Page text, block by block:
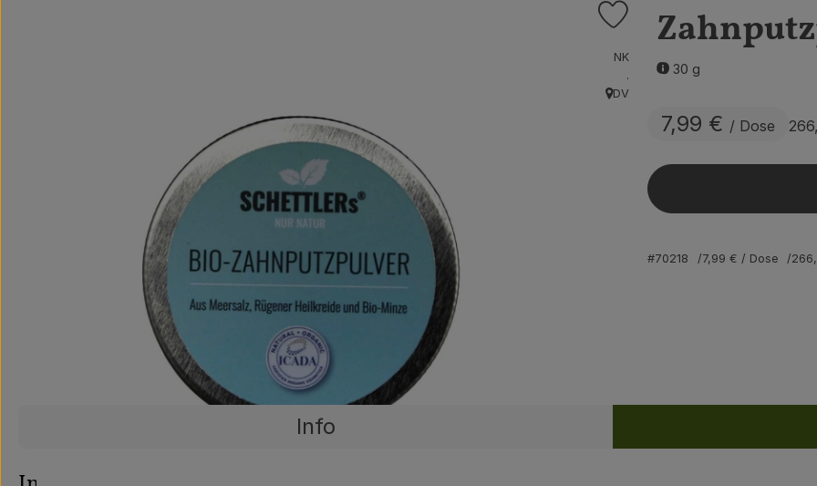
30 g
7,99 € / Dose
Produkt zu Favouriten hinzufügen
, Verband:
NK
, Kontrollstelle:
.
, Herkunft:
DV
#70218 7,99 € / Dose
Rezepte
Info